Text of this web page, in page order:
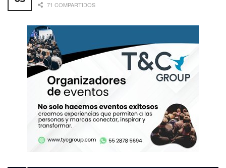
71 COMPARTIDOS